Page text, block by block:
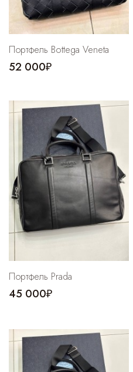
Портфель Bottega Veneta
52 000₽
Портфель Prada
45 000₽